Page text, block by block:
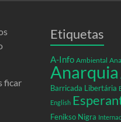
ficar
Etiquetas
A-Info Ambiental
Anarquia
Barricada Libertária
English
Fenikso Nigra